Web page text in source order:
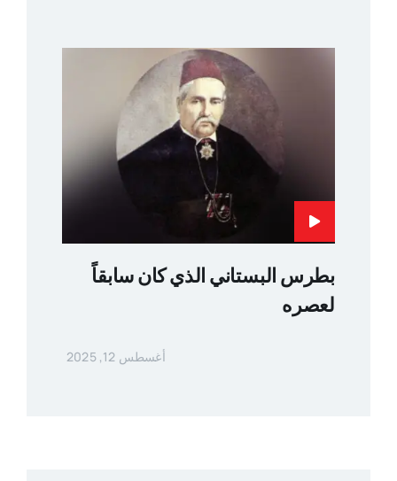
بطرس البستاني الذي كان سابقاً
لعصره
أغسطس 12, 2025